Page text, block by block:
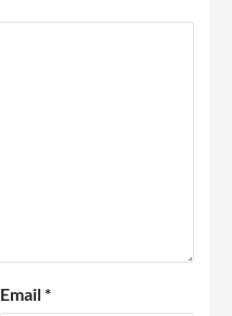
Email*